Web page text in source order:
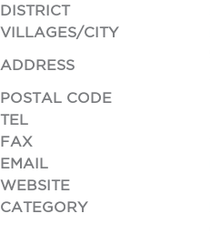
DISTRICT
VILLAGES/CITY
ADDRESS
POSTAL CODE
TEL
FAX
EMAIL
WEBSITE
CATEGORY